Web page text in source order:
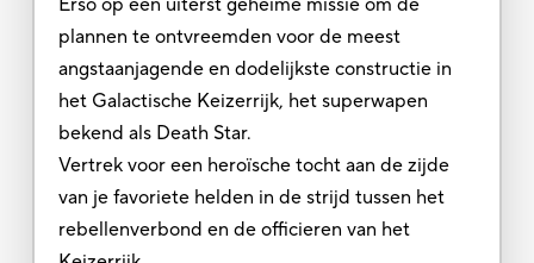
plannen te ontvreemden voor de meest
angstaanjagende en dodelijkste constructie in
het Galactische Keizerrijk, het superwapen
bekend als Death Star.
Vertrek voor een heroïsche tocht aan de zijde
van je favoriete helden in de strijd tussen het
rebellenverbond en de officieren van het